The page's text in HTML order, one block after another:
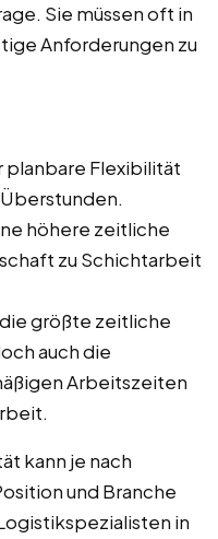
Sie müssen oft in
Anforderungen zu
Flexibilität
höhere zeitliche
zu Schichtarbeit
größte zeitliche
auch die
Arbeitszeiten
kann je nach
und Branche
in